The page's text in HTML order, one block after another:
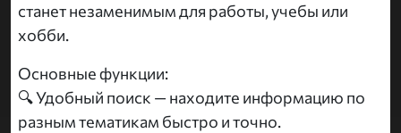
станет незаменимым для работы, учебы или
хобби.
Основные функции:
🔍 Удобный поиск — находите информацию по
разным тематикам быстро и точно.